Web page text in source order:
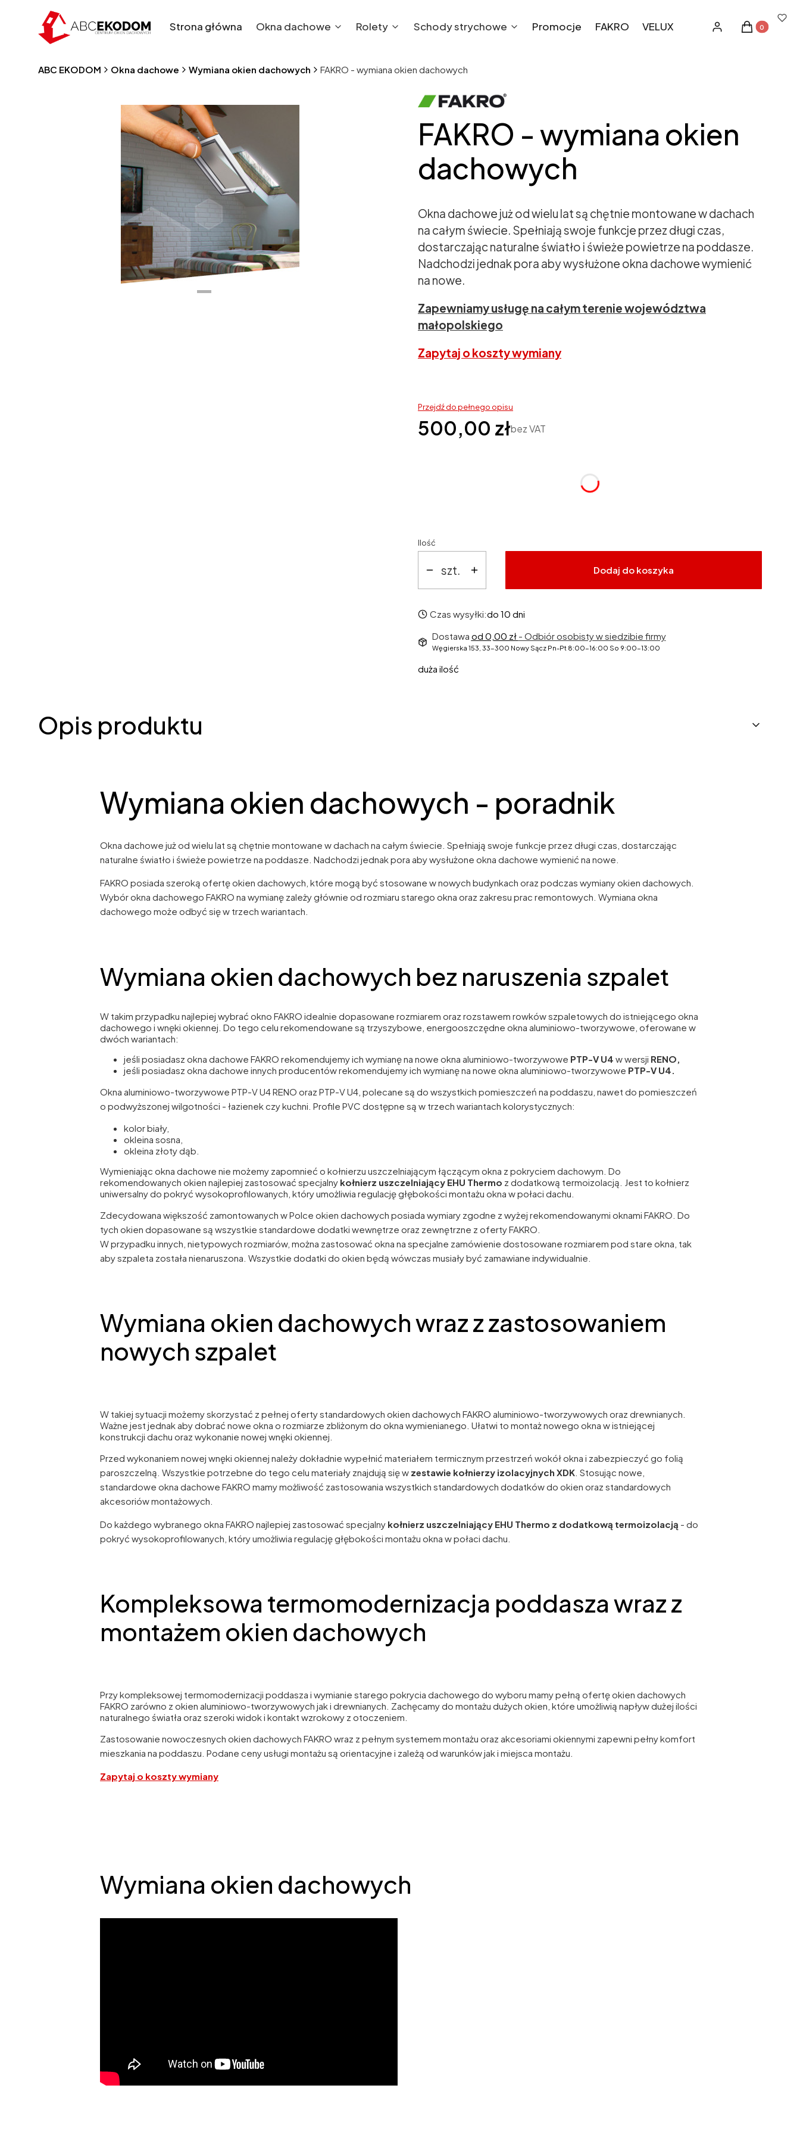
Strona główna Okna dachowe Rolety Schody strychowe Promocje FAKRO VELUX Zaloguj sięProdukty w
Koszyk
ABC EKODOM Okna dachowe Wymiana okien dachowych FAKRO - wymiana okien dachowych
FAKRO - wymiana okien
dachowych
Okna dachowe już od wielu lat są chętnie montowane w dachach
na całym świecie. Spełniają swoje funkcje przez długi czas,
dostarczając naturalne światło i świeże powietrze na poddasze.
Nadchodzi jednak pora aby wysłużone okna dachowe wymienić
na nowe.
Zapewniamy usługę na całym terenie województwa
małopolskiego
Zapytaj o koszty wymiany
Przejdź do pełnego opisu
Cena
500,00 złbez VAT
Poszczególne warianty mogą różnić się ceną
Ilość
szt. Dodaj do koszyka
Czas wysyłki:do 10 dni
Dostawa od 0,00 zł - Odbiór osobisty w siedzibie firmy
Węgierska 153, 33-300 Nowy Sącz Pn-Pt 8:00-16:00 So 9:00-13:00
duża ilość
Opis produktu
Wymiana okien dachowych - poradnik
Okna dachowe już od wielu lat są chętnie montowane w dachach na całym świecie. Spełniają swoje funkcje przez długi czas, dostarczając
naturalne światło i świeże powietrze na poddasze. Nadchodzi jednak pora aby wysłużone okna dachowe wymienić na nowe.
FAKRO posiada szeroką ofertę okien dachowych, które mogą być stosowane w nowych budynkach oraz podczas wymiany okien dachowych.
Wybór okna dachowego FAKRO na wymianę zależy głównie od rozmiaru starego okna oraz zakresu prac remontowych. Wymiana okna
dachowego może odbyć się w trzech wariantach.
Wymiana okien dachowych bez naruszenia szpalet
W takim przypadku najlepiej wybrać okno FAKRO idealnie dopasowane rozmiarem oraz rozstawem rowków szpaletowych do istniejącego okna
dachowego i wnęki okiennej. Do tego celu rekomendowane są trzyszybowe, energooszczędne okna aluminiowo-tworzywowe, oferowane w
dwóch wariantach:
jeśli posiadasz okna dachowe FAKRO rekomendujemy ich wymianę na nowe okna aluminiowo-tworzywowe PTP-V U4 w wersji RENO,
jeśli posiadasz okna dachowe innych producentów rekomendujemy ich wymianę na nowe okna aluminiowo-tworzywowe PTP-V U4.
Okna aluminiowo-tworzywowe PTP-V U4 RENO oraz PTP-V U4, polecane są do wszystkich pomieszczeń na poddaszu, nawet do pomieszczeń
o podwyższonej wilgotności - łazienek czy kuchni. Profile PVC dostępne są w trzech wariantach kolorystycznych:
kolor biały,
okleina sosna,
okleina złoty dąb.
Wymieniając okna dachowe nie możemy zapomnieć o kołnierzu uszczelniającym łączącym okna z pokryciem dachowym. Do
rekomendowanych okien najlepiej zastosować specjalny kołnierz uszczelniający EHU Thermo z dodatkową termoizolacją. Jest to kołnierz
uniwersalny do pokryć wysokoprofilowanych, który umożliwia regulację głębokości montażu okna w połaci dachu.
Zdecydowana większość zamontowanych w Polce okien dachowych posiada wymiary zgodne z wyżej rekomendowanymi oknami FAKRO. Do
tych okien dopasowane są wszystkie standardowe dodatki wewnętrze oraz zewnętrzne z oferty FAKRO.
W przypadku innych, nietypowych rozmiarów, można zastosować okna na specjalne zamówienie dostosowane rozmiarem pod stare okna, tak
aby szpaleta została nienaruszona. Wszystkie dodatki do okien będą wówczas musiały być zamawiane indywidualnie.
Wymiana okien dachowych wraz z zastosowaniem
nowych szpalet
W takiej sytuacji możemy skorzystać z pełnej oferty standardowych okien dachowych FAKRO aluminiowo-tworzywowych oraz drewnianych.
Ważne jest jednak aby dobrać nowe okna o rozmiarze zbliżonym do okna wymienianego. Ułatwi to montaż nowego okna w istniejącej
konstrukcji dachu oraz wykonanie nowej wnęki okiennej.
Przed wykonaniem nowej wnęki okiennej należy dokładnie wypełnić materiałem termicznym przestrzeń wokół okna i zabezpieczyć go folią
paroszczelną. Wszystkie potrzebne do tego celu materiały znajdują się w zestawie kołnierzy izolacyjnych XDK . Stosując nowe,
standardowe okna dachowe FAKRO mamy możliwość zastosowania wszystkich standardowych dodatków do okien oraz standardowych
akcesoriów montażowych.
Do każdego wybranego okna FAKRO najlepiej zastosować specjalny kołnierz uszczelniający EHU Thermo z dodatkową termoizolacją - do
pokryć wysokoprofilowanych, który umożliwia regulację głębokości montażu okna w połaci dachu.
Kompleksowa termomodernizacja poddasza wraz z
montażem okien dachowych
Przy kompleksowej termomodernizacji poddasza i wymianie starego pokrycia dachowego do wyboru mamy pełną ofertę okien dachowych
FAKRO zarówno z okien aluminiowo-tworzywowych jak i drewnianych. Zachęcamy do montażu dużych okien, które umożliwią napływ dużej ilości
naturalnego światła oraz szeroki widok i kontakt wzrokowy z otoczeniem.
Zastosowanie nowoczesnych okien dachowych FAKRO wraz z pełnym systemem montażu oraz akcesoriami okiennymi zapewni pełny komfort
mieszkania na poddaszu. Podane ceny usługi montażu są orientacyjne i zależą od warunków jak i miejsca montażu.
Zapytaj o koszty wymiany
Wymiana okien dachowych